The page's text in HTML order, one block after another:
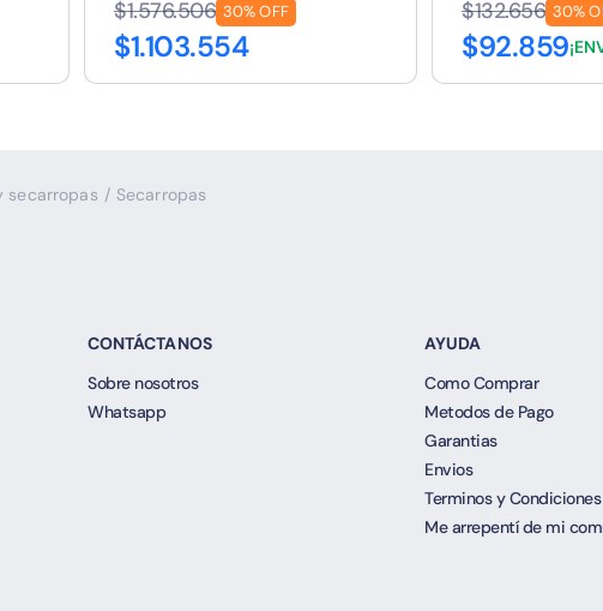
$1.576.506 30% OFF
$1.103.554
$132.656 30%
$92.859
secarropas / Secarropas
CONTÁCTANOS
Sobre nosotros
Whatsapp
AYUDA
Como Comprar
Metodos de Pago
Garantias
Envios
Terminos y Condiciones
Me arrepentí de mi